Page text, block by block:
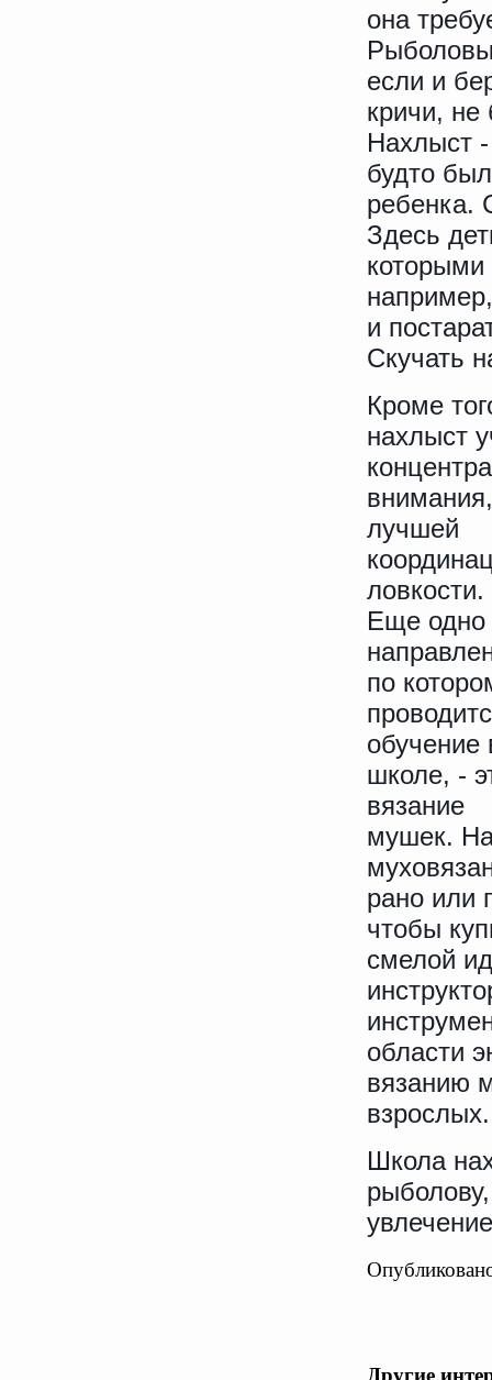
она
если и
кричи, не
Нахлыст
будто
ребенка.
Здесь
которыми
и
Скучать
Кроме
нахлыст
внимания,
лучшей
ловкости.
Еще одно
по
обучение
школе, -
вязание
мушек. На
рано или
чтобы
смелой
области
вязанию
взрослых.
Школа
Другие